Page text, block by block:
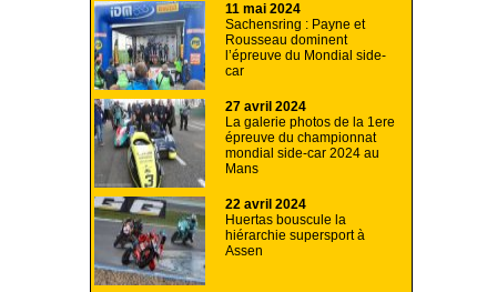
11 mai 2024
Sachensring : Payne et
Rousseau dominent
l’épreuve du Mondial side-
car
27 avril 2024
La galerie photos de la 1ere
épreuve du championnat
mondial side-car 2024 au
Mans
22 avril 2024
Huertas bouscule la
hiérarchie supersport à
Assen